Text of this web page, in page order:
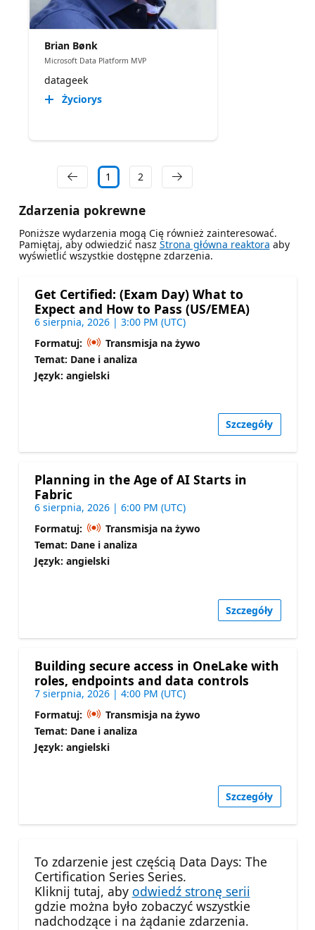
Brian Bønk
Microsoft Data Platform MVP
datageek
Życiorys
1 2
Zdarzenia pokrewne
Poniższe wydarzenia mogą Cię również zainteresować.
Pamiętaj, aby odwiedzić nasz Strona główna reaktora aby
wyświetlić wszystkie dostępne zdarzenia.
Get Certified: (Exam Day) What to
Expect and How to Pass (US/EMEA)
6 sierpnia, 2026 | 3:00 PM (UTC)
Formatuj:
Transmisja na żywo
Temat: Dane i analiza
Język: angielski
Szczegóły
Planning in the Age of AI Starts in
Fabric
6 sierpnia, 2026 | 6:00 PM (UTC)
Formatuj:
Transmisja na żywo
Temat: Dane i analiza
Język: angielski
Szczegóły
Building secure access in OneLake with
roles, endpoints and data controls
7 sierpnia, 2026 | 4:00 PM (UTC)
Formatuj:
Transmisja na żywo
Temat: Dane i analiza
Język: angielski
Szczegóły
To zdarzenie jest częścią Data Days: The
Certification Series Series.
Kliknij tutaj, aby odwiedź stronę serii
gdzie można było zobaczyć wszystkie
nadchodzące i na żądanie zdarzenia.